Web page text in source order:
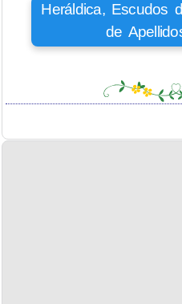
Heráldica, Escudos
de